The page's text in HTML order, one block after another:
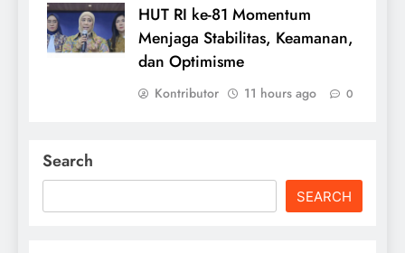
HUT RI ke-81 Momentum
Menjaga Stabilitas, Keamanan,
dan Optimisme
Kontributor 11 hours ago 0
Search
SEARCH